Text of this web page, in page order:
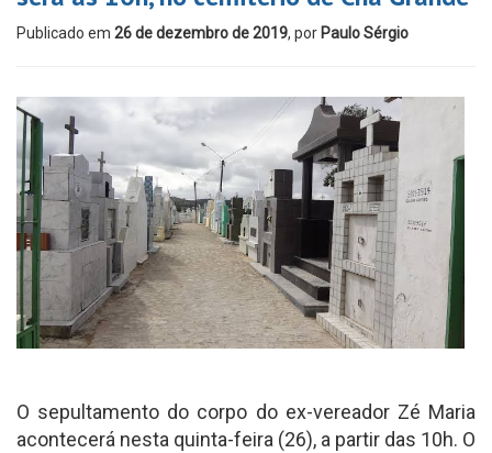
Publicado em 26 de dezembro de 2019, por Paulo Sérgio
O sepultamento do corpo do ex-vereador Zé Maria
acontecerá nesta quinta-feira (26), a partir das 10h. O